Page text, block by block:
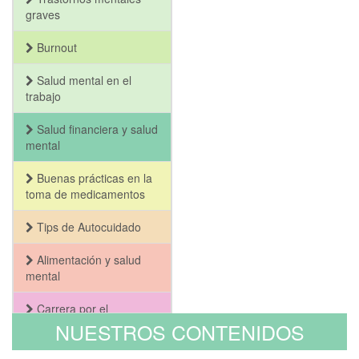
graves
Burnout
Salud mental en el
trabajo
Salud financiera y salud
mental
Buenas prácticas en la
toma de medicamentos
Tips de Autocuidado
Alimentación y salud
mental
Carrera por el
Bienestar y la Salud
MentalNUESTROS CONTENIDOS